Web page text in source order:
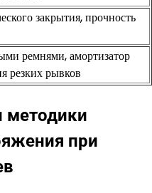
закрытия, прочность
ремнями, амортизатор
резких рывков
при